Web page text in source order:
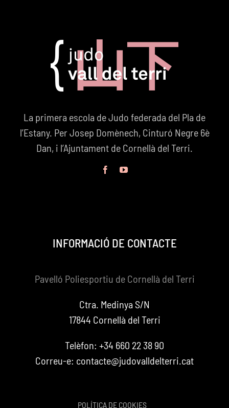
La primera escola de Judo federada del Pla de
l’Estany. Per Josep Domènech, Cinturó Negre 6è
Dan, i l’Ajuntament de Cornellà del Terri.
INFORMACIÓ DE CONTACTE
Pavelló Poliesportiu de Cornellà del Terri
Ctra. Medinya S/N
17844 Cornellà del Terri
Telèfon: +34 660 22 38 90
Correu-e: contacte@judovalldelterri.cat
POLÍTICA DE COOKIES